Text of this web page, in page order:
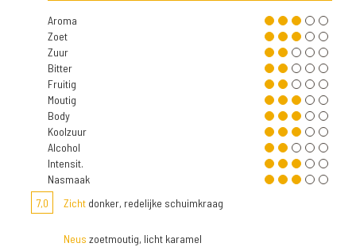
Aroma
Zoet
Zuur
Bitter
Fruitig
Moutig
Body
Koolzuur
Alcohol
Intensit.
Nasmaak
7,0
Zicht donker, redelijke schuimkraag
Neus zoetmoutig, licht karamel